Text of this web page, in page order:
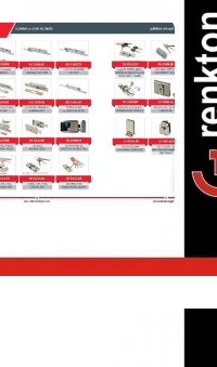
Alüminyum Kapı
Pencere Sürgü &
Kilitleri